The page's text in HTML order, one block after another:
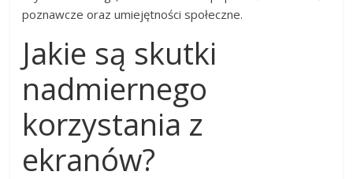
poznawcze oraz umiejętności społeczne.
Jakie są skutki
nadmiernego
korzystania z
ekranów?